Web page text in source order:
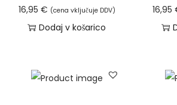
n
k
i
16,95 € (cena vključuje DDV)
Dodaj v košarico
16,95